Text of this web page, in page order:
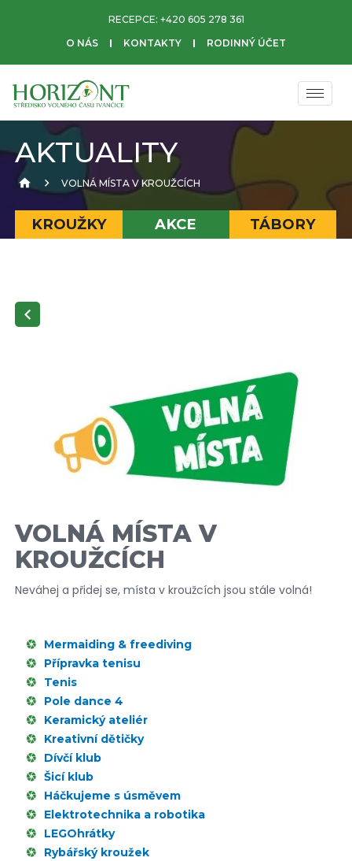
RECEPCE: +420 605 278 361
O NÁS
KONTAKTY RODINNÝ ÚČET
AKTUALITY
VOLNÁ MÍSTA V KROUŽCÍCH
KROUŽKY AKCE TÁBORY
VOLNÁ MÍSTA V
KROUŽCÍCH
Neváhej a přidej se, místa v kroužcích jsou stále volná!
Mermaiding & freediving
Přípravka tenisu
Tenis
Pole dance 4
Keramický ateliér
Kreativní dětičky
Dívčí klub
Šicí klub
Háčkujeme s úsměvem
Elektrotechnika a robotika
LEGOhrátky
Rybářský kroužek